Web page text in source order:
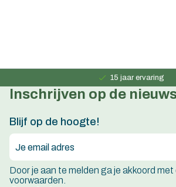
15 jaar ervaring
Premium merken
Inschrijven op de
Blijf op de hoogte!
Door je aan te melden ga je akkoord
voorwaarden.